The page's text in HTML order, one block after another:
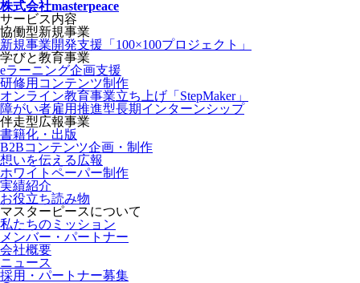
株式会社masterpeace
サービス内容
協働型新規事業
新規事業開発支援「100×100プロジェクト」
学びと教育事業
eラーニング企画支援
研修用コンテンツ制作
オンライン教育事業立ち上げ「StepMaker」
障がい者雇用推進型長期インターンシップ
伴走型広報事業
書籍化・出版
B2Bコンテンツ企画・制作
想いを伝える広報
ホワイトペーパー制作
実績紹介
お役立ち読み物
マスターピースについて
私たちのミッション
メンバー・パートナー
会社概要
ニュース
採用・パートナー募集